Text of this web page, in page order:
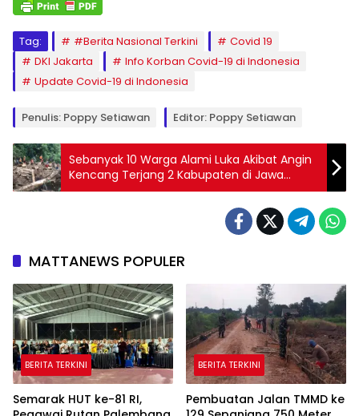
Tag: #Berita Nasional Terkini
Covid 19
DKI Jakarta
Info Korban Covid-19 di Indonesia
Update Covid-19 di Indonesia
Penulis: Poppy Setiawan Editor: Poppy Setiawan
Sebanyak 10 Warga Alami Luka Akibat Angin
Kencang Terjang 2 Kabupaten di Jawa
Tengah
MATTANEWS POPULER
BERITA TERKINI
Semarak HUT ke-81 RI,
BERITA TERKINI
Pembuatan Jalan TMMD ke